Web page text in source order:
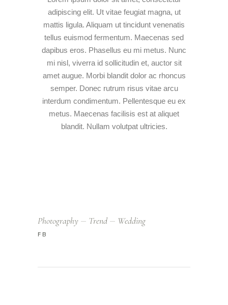
adipiscing elit. Ut vitae feugiat magna, ut
mattis ligula. Aliquam ut tincidunt venenatis
tellus euismod fermentum. Maecenas sed
dapibus eros. Phasellus eu mi metus. Nunc
mi nisl, viverra id sollicitudin et, auctor sit
amet augue. Morbi blandit dolor ac rhoncus
semper. Donec rutrum risus vitae arcu
interdum condimentum. Pellentesque eu ex
metus. Maecenas facilisis est at aliquet
blandit. Nullam volutpat ultricies.
Photography Trend Wedding
FB